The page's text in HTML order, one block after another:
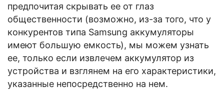
предпочитая скрывать ее от глаз
общественности (возможно, из-за того, что у
конкурентов типа Samsung аккумуляторы
имеют большую емкость), мы можем узнать
ее, только если извлечем аккумулятор из
устройства и взглянем на его характеристики,
указанные непосредственно на нем.